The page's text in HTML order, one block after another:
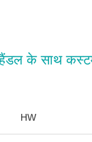
के साथ
HW